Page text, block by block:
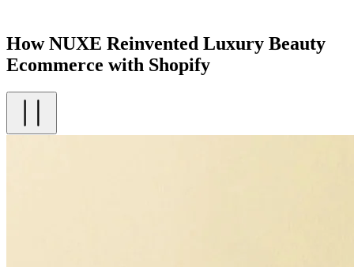
How NUXE Reinvented Luxury Beauty
Ecommerce with Shopify